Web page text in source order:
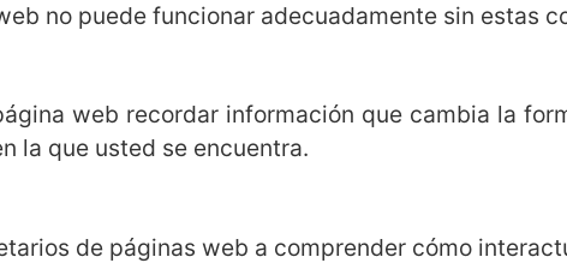
no puede funcionar adecuadamente sin estas
web recordar información que cambia la
la que usted se encuentra.
de páginas web a comprender cómo